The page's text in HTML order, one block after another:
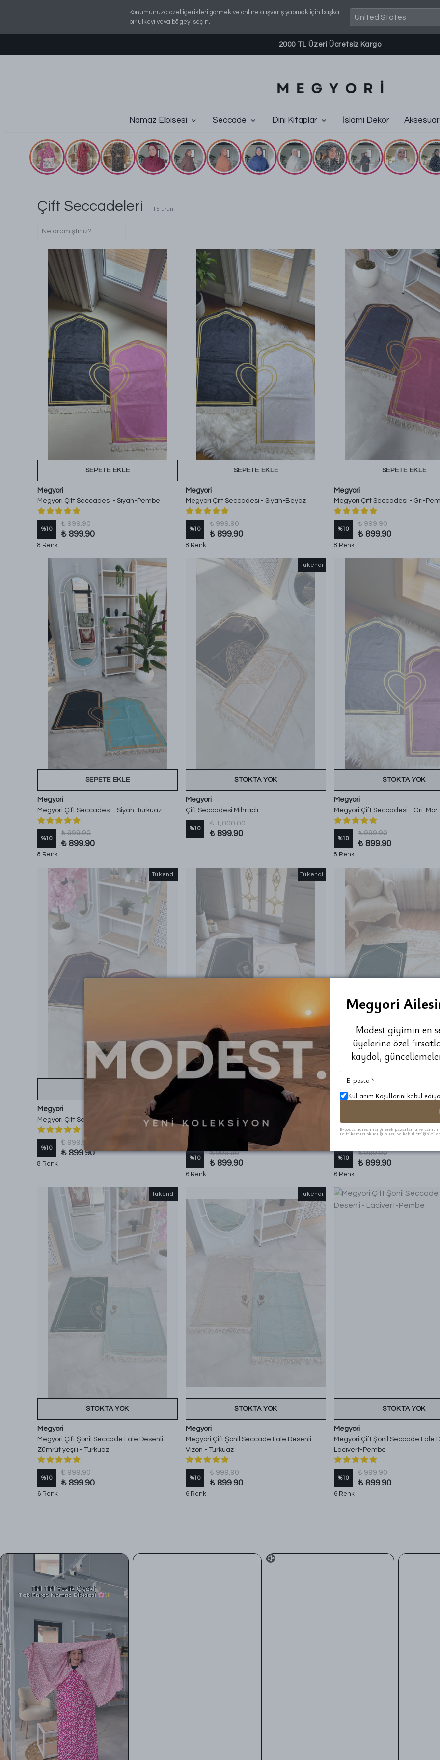
Konumunuza özel içerikleri görmek ve online alışveriş yapmak için başka
bir ülkeyi veya bölgeyi seçin.
2000 TL Üzeri Ücretsiz Kargo
Namaz Elbisesi Seccade Dini Kitaplar İslami Dekor Aksesuar
Çift Seccadeleri 15 ürün
SEPETE EKLE
Megyori
Megyori Çift Seccadesi - Siyah-Pembe
%10
₺ 999.90
₺ 899.90
8 Renk
SEPETE EKLE
Megyori
Megyori Çift Seccadesi - Siyah-Beyaz
%10
₺ 999.90
₺ 899.90
8 Renk
SEPETE EKLE
Megyori
Megyori Çift Seccadesi - Gri-
%10
₺ 999.90
₺ 899.90
8 Renk
SEPETE EKLE
Megyori
Megyori Çift Seccadesi - Siyah-Turkuaz
%10
₺ 999.90
₺ 899.90
8 Renk
Tükendi
STOKTA YOK
Megyori
Çift Seccadesi Mihraplı
%10
₺ 1,000.00
₺ 899.90
STOKTA YOK
Megyori
Megyori Çift Seccadesi - Gri-Mor
%10
₺ 999.90
₺ 899.90
8 Renk
Tükendi
Megyori
Megyori Çift Seccadesi - Siyah-Mor
%10
₺ 999.90
₺ 899.90
8 Renk
Tükendi
Megyori Çift Şönil Seccade Lale Desenli -
Siyah - Beyaz
%10
₺ 999.90
₺ 899.90
6 Renk
STOKTA YOK
Megyori Çift Şönil Seccade Lale
Zümrüt Yeşili - Beyaz
%10
₺ 999.90
₺ 899.90
6 Renk
Tükendi
STOKTA YOK
Megyori
Megyori Çift Şönil Seccade Lale Desenli -
Zümrüt yeşili - Turkuaz
%10
₺ 999.90
₺ 899.90
6 Renk
Tükendi
STOKTA YOK
Megyori
Megyori Çift Şönil Seccade Lale Desenli -
Vizon - Turkuaz
%10
₺ 999.90
₺ 899.90
6 Renk
STOKTA YOK
Megyori
Megyori Çift Şönil Seccade Lale
Lacivert-Pembe
%10
₺ 999.90
₺ 899.90
6 Renk
Megyori
Modest giyimin en
üyelerine özel
kaydol,
Kullanım Koşullarını kabul
E-posta adresinizi girerek pazarlama ve
Politikamızı okuduğunuzu ve kabul ettiğinizi